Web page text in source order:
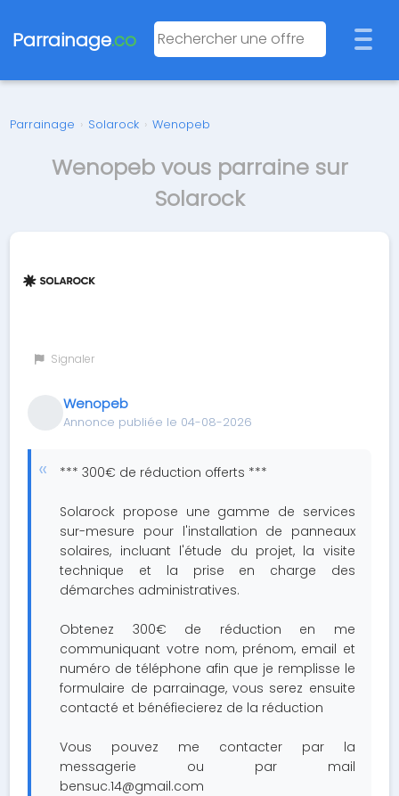
Parrainage.co
Parrainage › Solarock › Wenopeb
Wenopeb vous parraine sur
Solarock
Signaler
Wenopeb
Annonce publiée le 04-08-2026
*** 300€ de réduction offerts ***
Solarock propose une gamme de services
sur-mesure pour l'installation de panneaux
solaires, incluant l'étude du projet, la visite
technique et la prise en charge des
démarches administratives.
Obtenez 300€ de réduction en me
communiquant votre nom, prénom, email et
numéro de téléphone afin que je remplisse le
formulaire de parrainage, vous serez ensuite
contacté et bénéfiecierez de la réduction
Vous pouvez me contacter par la
messagerie ou par mail
bensuc.14@gmail.com